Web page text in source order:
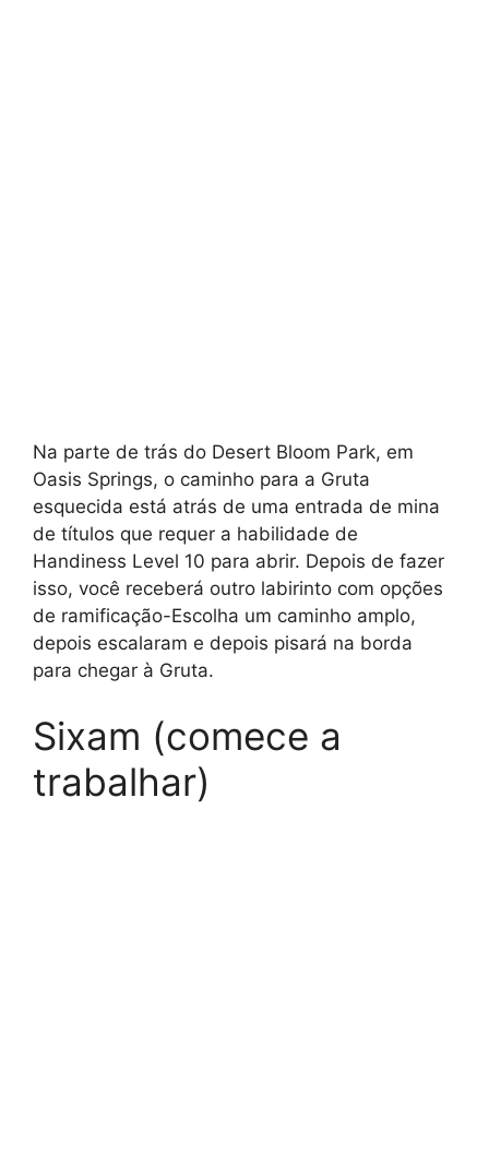
Na parte de trás do Desert Bloom Park, em
Oasis Springs, o caminho para a Gruta
esquecida está atrás de uma entrada de mina
de títulos que requer a habilidade de
Handiness Level 10 para abrir. Depois de fazer
isso, você receberá outro labirinto com opções
de ramificação-Escolha um caminho amplo,
depois escalaram e depois pisará na borda
para chegar à Gruta.
Sixam (comece a
trabalhar)